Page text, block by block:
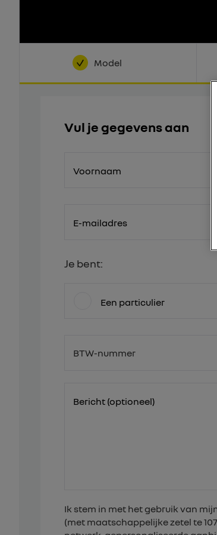
Model
Vul je gegevens aan
Voornaam
E-mailadres
Je bent:
Een particulier
BTW-nummer
BE
Bericht (optioneel)
Ik stem in met het gebruik van mijn
(met maatschappelijke zetel te